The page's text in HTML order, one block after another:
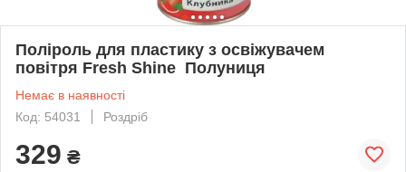
Поліроль для пластику з освіжувачем
повітря Fresh Shine Полуниця
Немає в наявності
Код: 54031
Роздріб
329 ₴